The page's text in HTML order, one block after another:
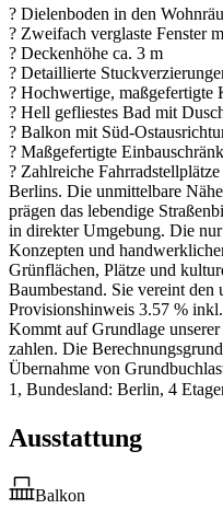
? Dielenboden in den
? Zweifach verglaste Fenster
? Deckenhöhe ca. 3 m
? Detaillierte
? Hochwertige, maßgefertigte
? Hell gefliestes Bad mit
? Balkon mit Süd-
? Maßgefertigte
? Zahlreiche
Berlins. Die unmittelbare
prägen das lebendige
in direkter Umgebung. Die
Konzepten und
Grünflächen, Plätze und
Baumbestand. Sie vereint
Provisionshinweis 3.57 %
Kommt auf Grundlage
zahlen. Die
Übernahme von
1, Bundesland: Berlin, 4
Ausstattung
Balkon